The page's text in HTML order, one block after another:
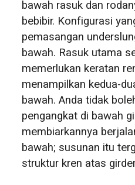
bawah rasuk dan
bebibir. Konfigurasi
pemasangan
bawah. Rasuk utama
memerlukan keratan
menampilkan kedua-
bawah. Anda tidak
pengangkat di bawah
membiarkannya
bawah; susunan itu
struktur kren atas